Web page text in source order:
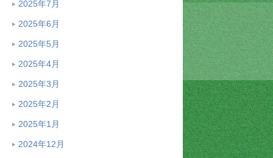
2025年7月
2025年6月
2025年5月
2025年4月
2025年3月
2025年2月
2025年1月
2024年12月